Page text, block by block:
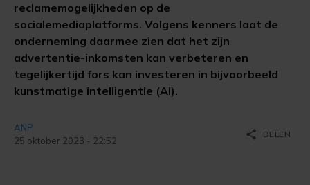
reclamemogelijkheden op de
socialemediaplatforms. Volgens kenners laat de
onderneming daarmee zien dat het zijn
advertentie-inkomsten kan verbeteren en
tegelijkertijd fors kan investeren in bijvoorbeeld
kunstmatige intelligentie (AI).
ANP
25 oktober 2023 - 22:52
share DELEN